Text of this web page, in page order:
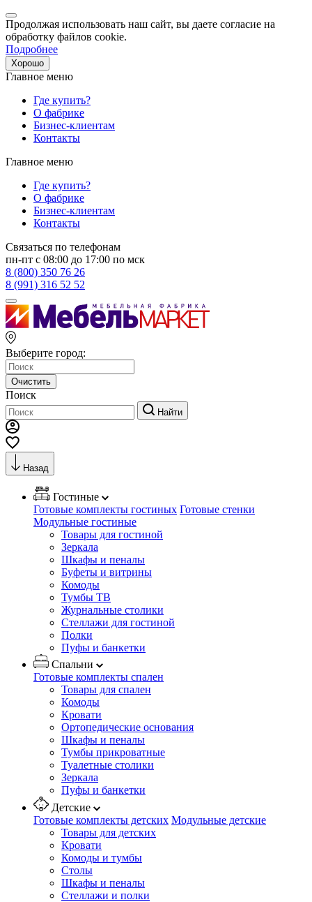
Продолжая использовать наш сайт, вы даете согласие на
обработку файлов cookie.
Подробнее
Хорошо
Главное меню
Где купить?
О фабрике
Бизнес-клиентам
Контакты
Главное меню
Где купить?
О фабрике
Бизнес-клиентам
Контакты
Связаться по телефонам
пн-пт с 08:00 до 17:00 по мск
8 (800) 350 76 26
8 (991) 316 52 52
Выберите город:
Очистить
Поиск
Найти
Назад
Гостиные
Готовые комплекты гостиных Готовые стенки
Модульные гостиные
Товары для гостиной
Зеркала
Шкафы и пеналы
Буфеты и витрины
Комоды
Тумбы ТВ
Журнальные столики
Стеллажи для гостиной
Полки
Пуфы и банкетки
Спальни
Готовые комплекты спален
Товары для спален
Комоды
Кровати
Ортопедические основания
Шкафы и пеналы
Тумбы прикроватные
Туалетные столики
Зеркала
Пуфы и банкетки
Детские
Готовые комплекты детских Модульные детские
Товары для детских
Кровати
Комоды и тумбы
Столы
Шкафы и пеналы
Стеллажи и полки